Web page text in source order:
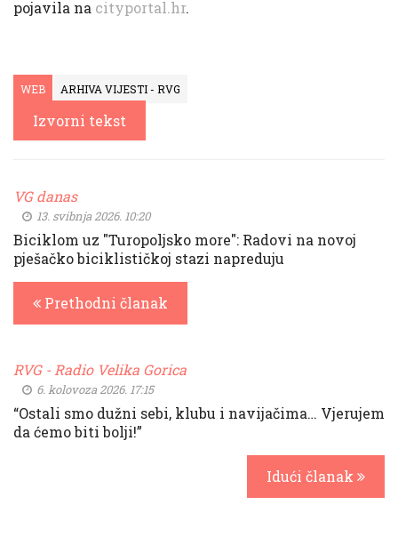
pojavila na cityportal.hr.
WEB ARHIVA VIJESTI - RVG
Izvorni tekst
VG danas
13. svibnja 2026. 10:20
Biciklom uz "Turopoljsko more": Radovi na novoj
pješačko biciklističkoj stazi napreduju
Prethodni članak
RVG - Radio Velika Gorica
6. kolovoza 2026. 17:15
“Ostali smo dužni sebi, klubu i navijačima… Vjerujem
da ćemo biti bolji!”
Idući članak